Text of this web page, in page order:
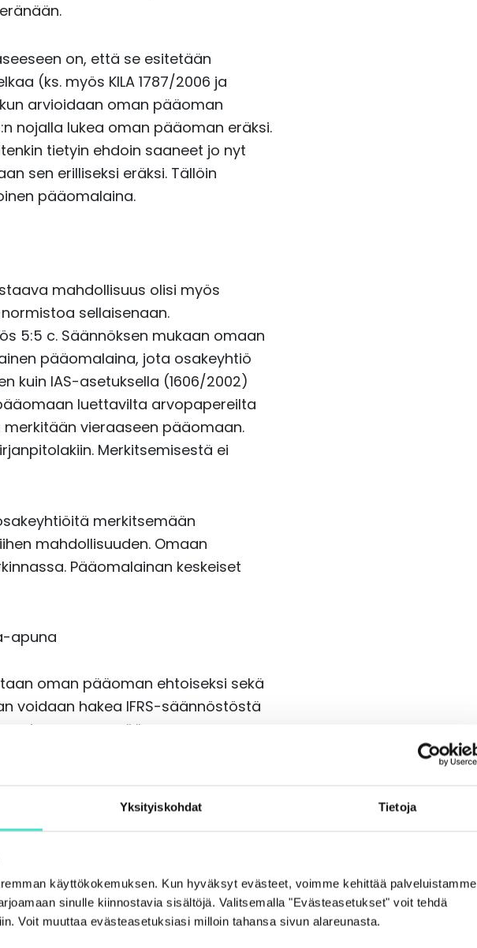
Yksityiskohdat Tietoja
käyttökokemuksen. Kun hyväksyt evästeet, voimme kehittää palveluistamme
sinulle kiinnostavia sisältöjä. Valitsemalla "Evästeasetukset" voit tehdä
Voit muuttaa evästeasetuksiasi milloin tahansa sivun alareunasta.
on, että se esitetään
(ks. myös KILA 1787/2006 ja
kun arvioidaan oman pääoman
nojalla lukea oman pääoman eräksi.
tietyin ehdoin saaneet jo nyt
sen erilliseksi eräksi. Tällöin
pääomalaina.
mahdollisuus olisi myös
sellaisenaan.
5:5 c. Säännöksen mukaan omaan
pääomalaina, jota osakeyhtiö
kuin IAS-asetuksella (1606/2002)
luettavilta arvopapereilta
vieraaseen pääomaan.
Merkitsemisestä ei
merkitsemään
mahdollisuuden. Omaan
Pääomalainan keskeiset
apuna
oman pääoman ehtoiseksi sekä
voidaan hakea IFRS-säännöstöstä
oman pääoman
on takasijainen, laina on
vain, jos yhtiö voisi
velan ominaisuuksien lisäämisestä
oman pääoman ehtoiseksi.
muassa velan koron
erilaisin kovenantein siitä, että
jäsenten nimeämiseen ja